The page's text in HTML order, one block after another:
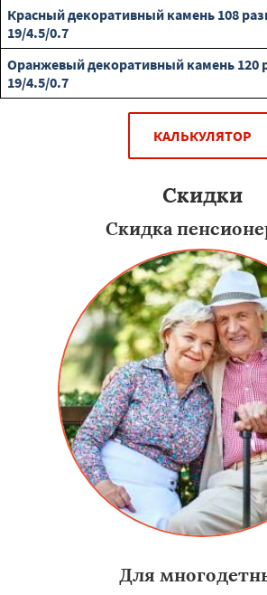
Красный декоративный камень 108
19/4.5/0.7
Оранжевый декоративный камень 120
19/4.5/0.7
КАЛЬКУЛЯТОР
Скидки
Скидка
Для